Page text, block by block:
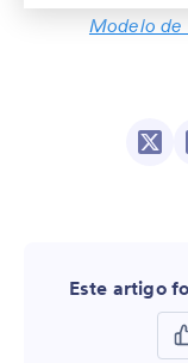
Modelo de
Este artigo